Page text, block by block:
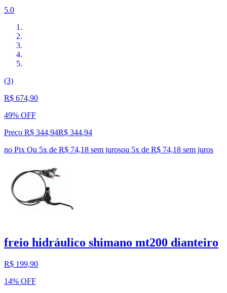
5.0
(3)
R$ 674,90
49% OFF
Preço R$ 344,94R$ 344,94
no Pix Ou 5x de R$ 74,18 sem jurosou 5x de R$ 74,18 sem juros
freio hidráulico shimano mt200 dianteiro
R$ 199,90
14% OFF